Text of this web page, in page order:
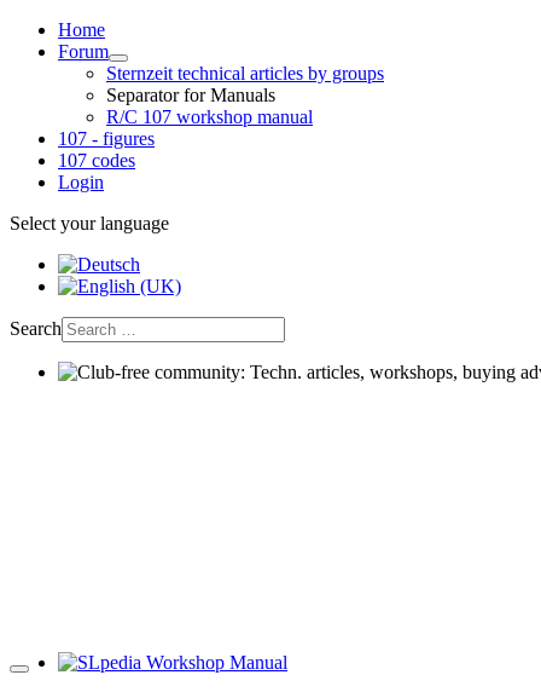
Home
Forum
Sternzeit technical articles by groups
Separator for Manuals
R/C 107 workshop manual
107 - figures
107 codes
Login
Select your language
Search